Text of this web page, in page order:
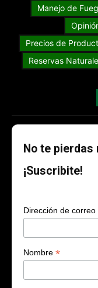
Manejo de
Precios de
Reservas
No te
¡Suscribite!
Dirección de
Nombre *